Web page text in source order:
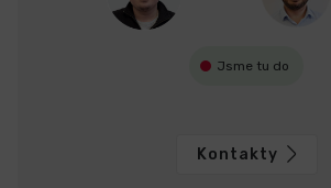
Jsme tu do
Kontakty